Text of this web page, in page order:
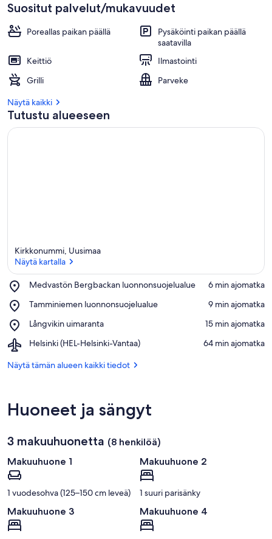
Suositut palvelut/mukavuudet
Poreallas paikan päällä
Pysäköinti paikan päällä
saatavilla
Keittiö
Ilmastointi
Grilli
Parveke
Näytä kaikki
Tutustu alueeseen
Kirkkonummi, Uusimaa
Näytä kartalla
Medvastön Bergbackan luonnonsuojelualue
Place,
Bergbackan
‪6 min ajomatka‬
Tamminiemen luonnonsuojelualue
Place,
luonnonsuojelualue
‪9 min ajomatka‬
Långvikin uimaranta
Place,
uimaranta
‪15 min ajomatka‬
Helsinki (HEL-Helsinki-Vantaa)
Airport,
(HEL-
‪64 min ajomatka‬
Näytä tämän alueen kaikki tiedot
Huoneet ja sängyt
3 makuuhuonetta (8 henkilöä)
Makuuhuone 1
1 vuodesohva (125–150 cm leveä)
Makuuhuone 2
1 suuri parisänky
Makuuhuone 3 Makuuhuone 4